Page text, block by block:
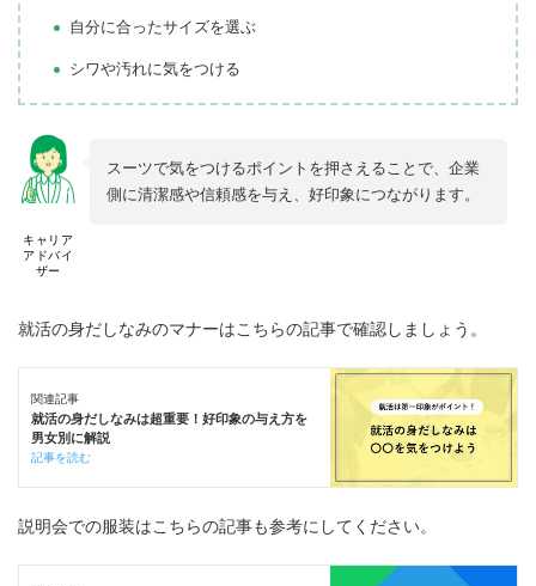
自分に合ったサイズを選ぶ
シワや汚れに気をつける
キャリア
アドバイ
ザー
スーツで気をつけるポイントを押さえることで、企業
側に清潔感や信頼感を与え、好印象につながります。
就活の身だしなみのマナーはこちらの記事で確認しましょう。
関連記事
就活の身だしなみは超重要！好印象の与え方を
男女別に解説
記事を読む
説明会での服装はこちらの記事も参考にしてください。